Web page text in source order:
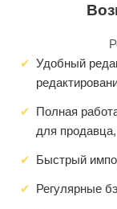
Удобный
Полная
для
Быстрый
Регулярные